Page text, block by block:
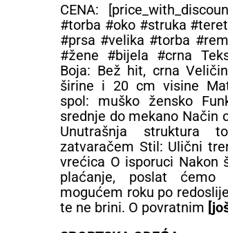
CENA:
#torba #oko #struka
#prsa #velika #torba
#žene #bijela #crna
Boja: Bež hit, crna
širine i 20 cm visine
spol: muško žensko
srednje do mekano Način
Unutrašnja struktura
zatvaračem Stil: Ulični
vrećica O isporuci Nakon
plaćanje, poslat
mogućem roku po
te ne brini. O povratnim